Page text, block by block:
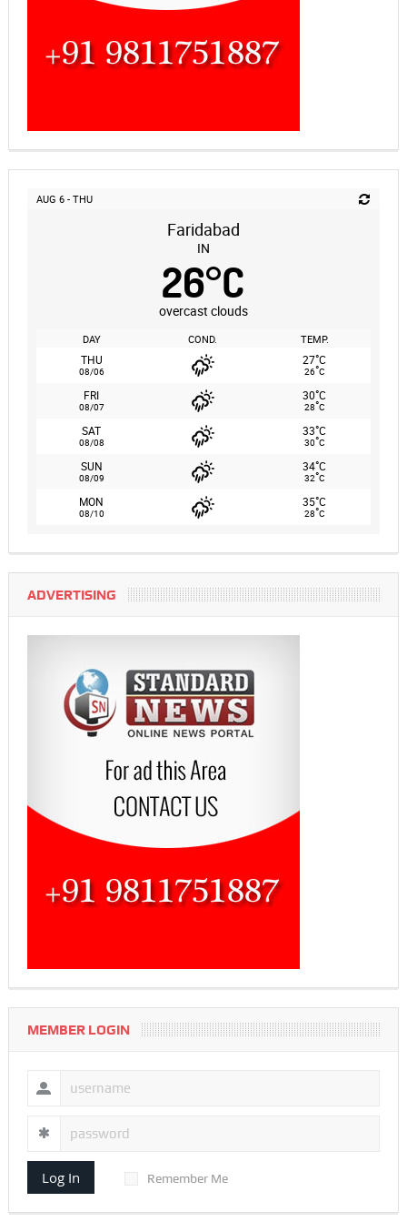
AUG 6 - THU
Faridabad
IN
26°C
overcast clouds
DAY COND. TEMP.
THU
08/06
27°C
26°C
FRI
08/07
30°C
28°C
SAT
08/08
33°C
30°C
SUN
08/09
34°C
32°C
MON
08/10
35°C
28°C
ADVERTISING
MEMBER LOGIN
Log In Remember Me